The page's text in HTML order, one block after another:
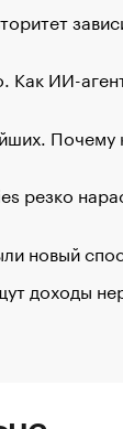
Как ИИ-
Почему
резко
новый
доходы